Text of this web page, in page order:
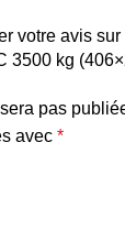
votre avis sur
3500 kg
pas
avec *